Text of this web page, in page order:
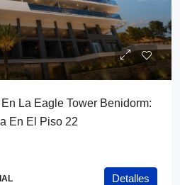
La Eagle Tower Benidorm:
En El Piso 22
Detalles